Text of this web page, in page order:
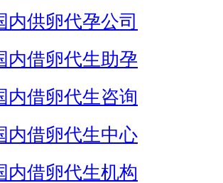
内供卵代孕公司
内借卵代生助孕
内借卵代生咨询
内借卵代生中心
内借卵代生机构